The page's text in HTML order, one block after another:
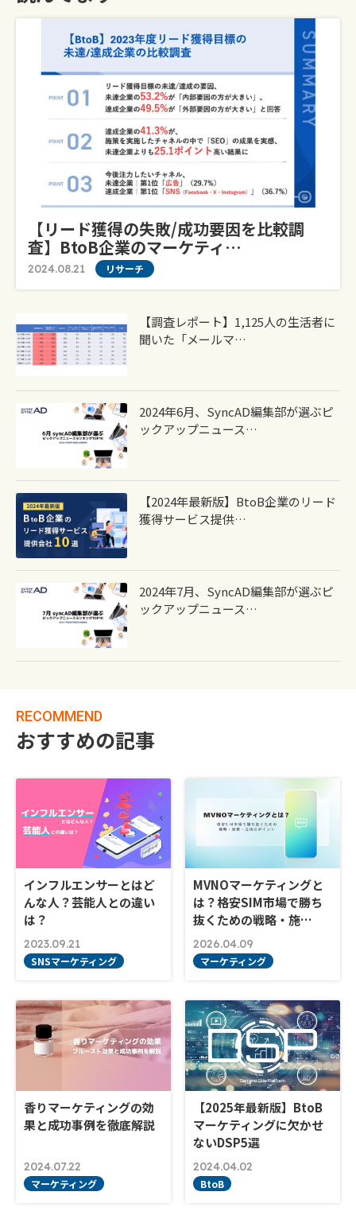
【リード獲得の失敗/成功要因を比較調
査】BtoB企業のマーケティ…
2024.08.21 リサーチ
【調査レポート】1,125人の生活者に
聞いた「メールマ…
2024年6月、syncAD編集部が選ぶピ
ックアップニュース…
【2024年最新版】BtoB企業のリード
獲得サービス提供…
2024年7月、syncAD編集部が選ぶピ
ックアップニュース…
RECOMMEND
おすすめの記事
インフルエンサーとはど
んな人？芸能人との違い
は？
2023.09.21
SNSマーケティング
MVNOマーケティングと
は？格安SIM市場で勝ち
抜くための戦略・施…
2026.04.09
マーケティング
香りマーケティングの効
果と成功事例を徹底解説
2024.07.22
マーケティング
【2025年最新版】BtoB
マーケティングに欠かせ
ないDSP5選
2024.04.02
BtoB